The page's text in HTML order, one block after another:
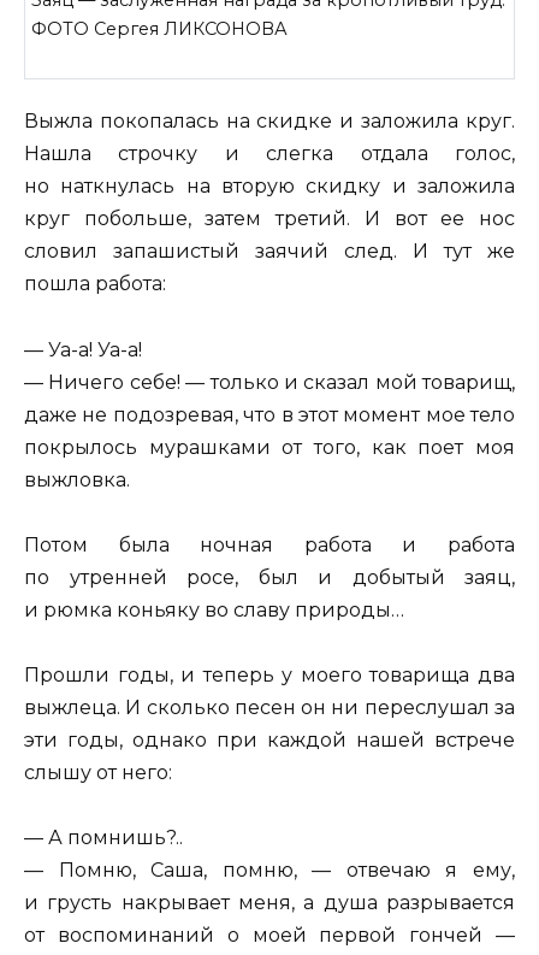
ФОТО Сергея ЛИКСОНОВА
Выжла покопалась на скидке и заложила круг.
Нашла строчку и слегка отдала голос,
но наткнулась на вторую скидку и заложила
круг побольше, затем третий. И вот ее нос
словил запашистый заячий след. И тут же
пошла работа:
— Уа-а! Уа-а!
— Ничего себе! — только и сказал мой товарищ,
даже не подозревая, что в этот момент мое тело
покрылось мурашками от того, как поет моя
выжловка.
Потом была ночная работа и работа
по утренней росе, был и добытый заяц,
и рюмка коньяку во славу природы…
Прошли годы, и теперь у моего товарища два
выжлеца. И сколько песен он ни переслушал за
эти годы, однако при каждой нашей встрече
слышу от него:
— А помнишь?..
— Помню, Саша, помню, — отвечаю я ему,
и грусть накрывает меня, а душа разрывается
от воспоминаний о моей первой гончей —